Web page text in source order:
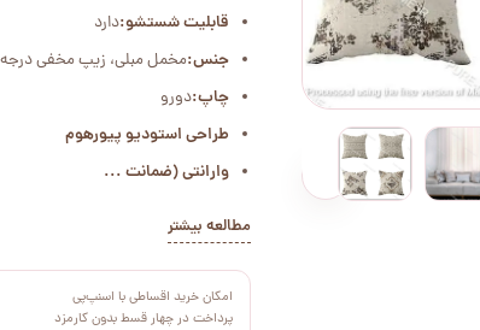
قابلیت شستشو:دارد
جنس:مخمل مبلی، زیپ مخفی
چاپ:دورو
طراحی استودیو پیورهوم
وارانتی (ضمانت ...
مطالعه بیشتر
امکان خرید اقساطی با اسنپ‌پی
پرداخت در چهار قسط بدون کارمزد